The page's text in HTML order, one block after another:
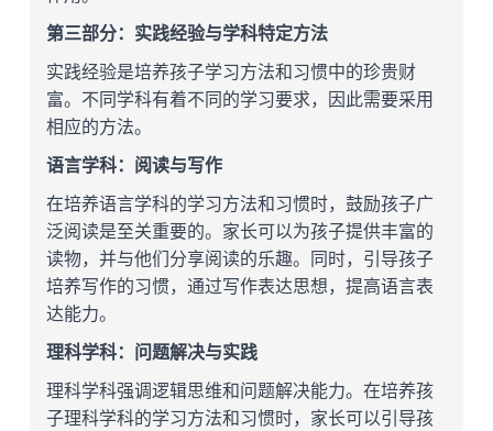
第三部分：实践经验与学科特定方法
实践经验是培养孩子学习方法和习惯中的珍贵财
富。不同学科有着不同的学习要求，因此需要采用
相应的方法。
语言学科：阅读与写作
在培养语言学科的学习方法和习惯时，鼓励孩子广
泛阅读是至关重要的。家长可以为孩子提供丰富的
读物，并与他们分享阅读的乐趣。同时，引导孩子
培养写作的习惯，通过写作表达思想，提高语言表
达能力。
理科学科：问题解决与实践
理科学科强调逻辑思维和问题解决能力。在培养孩
子理科学科的学习方法和习惯时，家长可以引导孩